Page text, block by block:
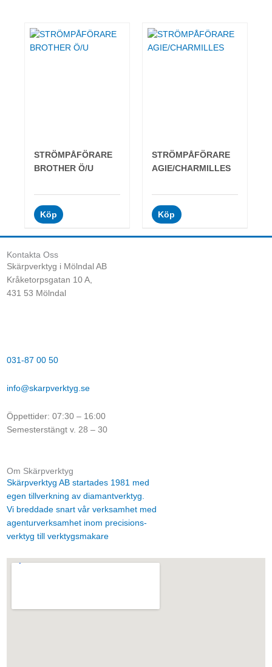
STRÖMPÅFÖRARE
BROTHER Ö/U
Köp
STRÖMPÅFÖRARE
AGIE/CHARMILLES
Köp
Kontakta Oss
Skärpverktyg i Mölndal AB
Kråketorpsgatan 10 A,
431 53 Mölndal
031-87 00 50
info@skarpverktyg.se
Öppettider: 07:30 – 16:00
Semesterstängt v. 28 – 30
Om Skärpverktyg
Skärpverktyg AB startades 1981 med
egen tillverkning av diamantverktyg.
Vi breddade snart vår verksamhet med
agenturverksamhet inom precisions-
verktyg till verktygsmakare